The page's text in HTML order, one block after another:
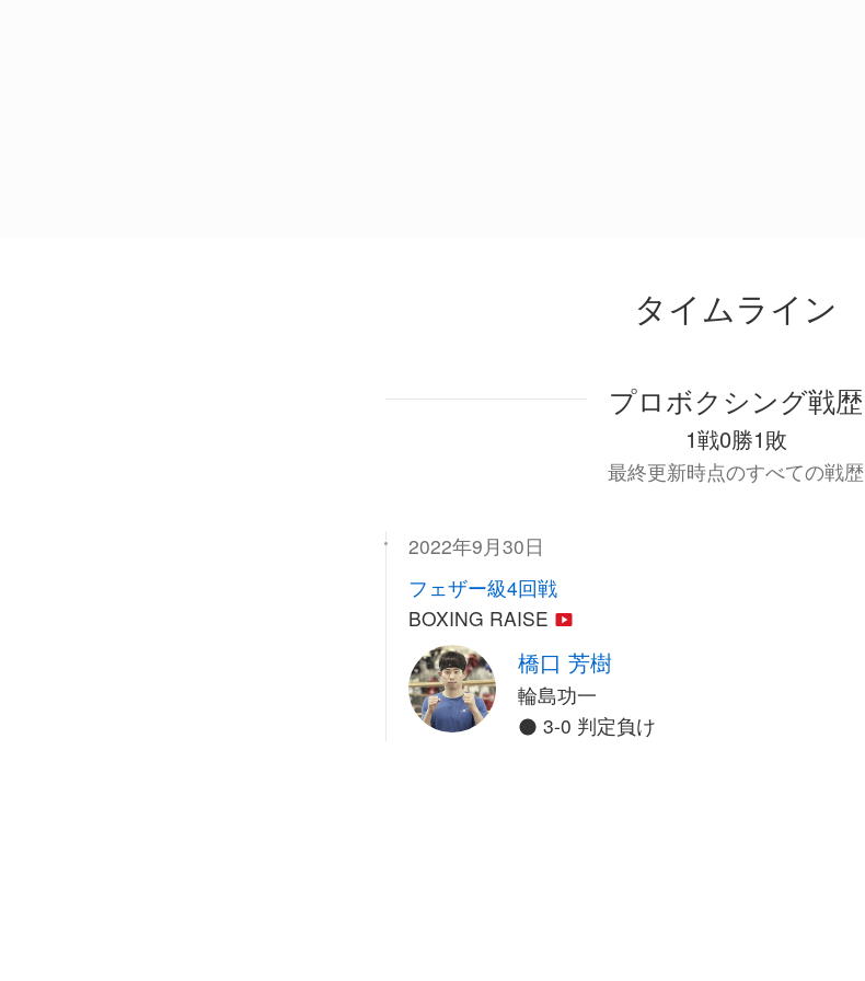
タイムライン
プロボクシング戦歴
1戦0勝1敗
最終更新時点のすべての戦歴
2022年9月30日
フェザー級4回戦
BOXING RAISE
橋口 芳樹
輪島功一
3-0 判定負け